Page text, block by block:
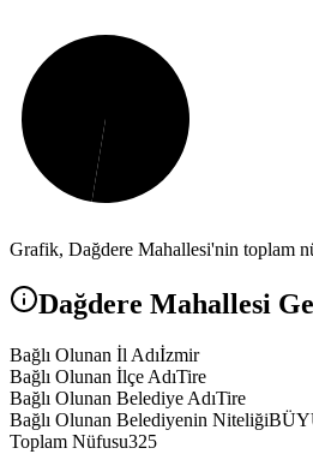
Grafik, Dağdere Mahallesi'nin toplam
Dağdere Mahallesi
Bağlı Olunan İl Adıİzmir
Bağlı Olunan İlçe AdıTire
Bağlı Olunan Belediye AdıTire
Bağlı Olunan Belediyenin Niteliği
Toplam Nüfusu325